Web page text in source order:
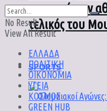
υπεροχή των
τελικός του
SPORTS
No Result
View All Result
ΕΛΛΑΔΑ
ΠΟΛΙΤΙΚΗ
ΟΙΚΟΝΟΜΙΑ
ΥΓΕΙΑ
ΚΟΣΜΟΣ
GREEN HUB